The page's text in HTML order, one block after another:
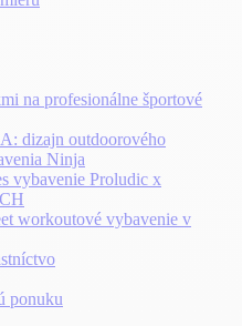
na profesionálne športové
dizajn outdoorového
Ninja
vybavenie Proludic x
workoutové vybavenie v
ponuku